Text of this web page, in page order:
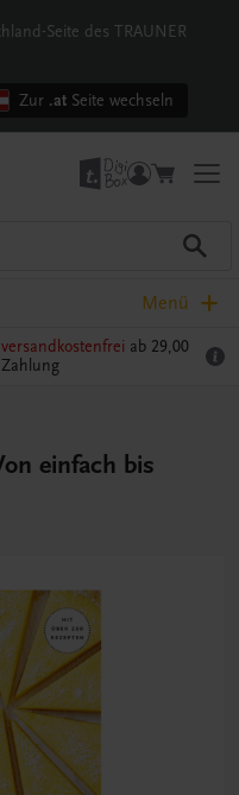
Seite des TRAUNER
Zur .at Seite wechseln
Menü
ab 29,00
einfach bis